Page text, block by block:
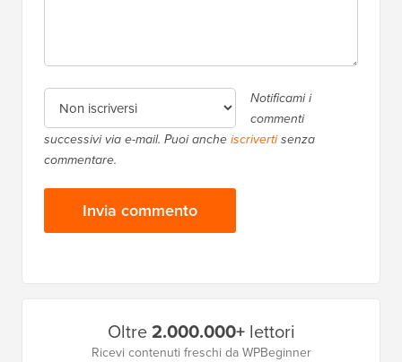
Notificami i
commenti
successivi via e-mail. Puoi ancheiscrivertisenza
commentare.
Oltre2.000.000+lettori
Ricevi contenuti freschi da WPBeginner